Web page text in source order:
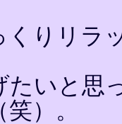
くりリラ
たいと思
）。